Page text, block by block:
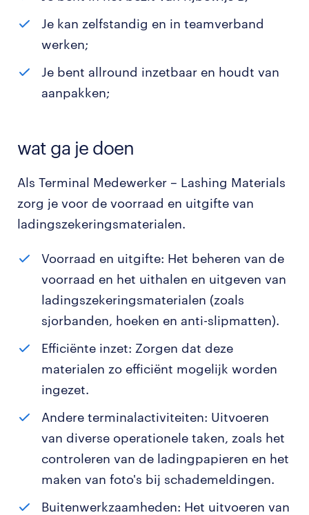
Je kan zelfstandig en in teamverband
werken;
Je bent allround inzetbaar en houdt van
aanpakken;
wat ga je doen
Als Terminal Medewerker – Lashing Materials
zorg je voor de voorraad en uitgifte van
ladingszekeringsmaterialen.
Voorraad en uitgifte: Het beheren van de
voorraad en het uithalen en uitgeven van
ladingszekeringsmaterialen (zoals
sjorbanden, hoeken en anti-slipmatten).
Efficiënte inzet: Zorgen dat deze
materialen zo efficiënt mogelijk worden
ingezet.
Andere terminalactiviteiten: Uitvoeren
van diverse operationele taken, zoals het
controleren van de ladingpapieren en het
maken van foto's bij schademeldingen.
Buitenwerkzaamheden: Het uitvoeren van